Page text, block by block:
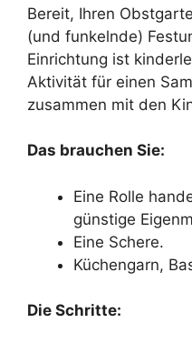
Bereit, Ihren
(und funkelnde)
Einrichtung ist
Aktivität für einen
zusammen mit den
Das brauchen Sie:
Eine Rolle
günstige
Eine Schere.
Küchengarn,
Die Schritte: